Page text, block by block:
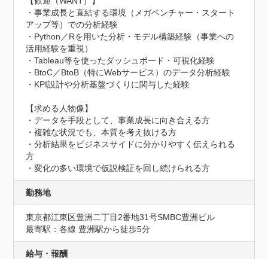
・事業成長と直結する環境（メガベンチャー・スタート
アップ等）での分析経験
・Python／Rを用いた分析・モデル構築経験（事業への
活用経験を重視）
・Tableau等を使ったダッシュボード・可視化経験
・BtoC／BtoB（特にWebサービス）のデータ分析経験
・KPI設計や分析基盤づくりに関与した経験
【求める人物像】
・データを手段として、事業成長に向き合える方
・複雑な状況でも、本質を考え抜ける方
・分析結果をビジネスサイドに分かりやすく伝えられる
方
・変化の多い環境で仮説検証を回し続けられる方
勤務地
東京都江東区豊洲二丁目2番地31号SMBC豊洲ビル
最寄駅：各線 豊洲駅から徒歩5分
給与・報酬